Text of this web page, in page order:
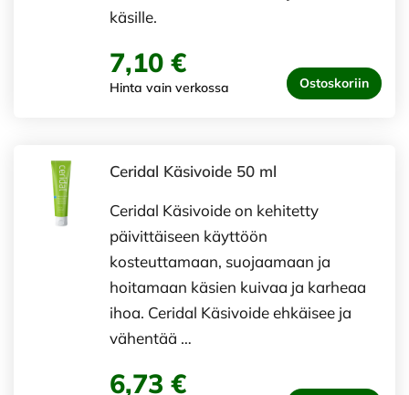
käsille.
7,10 €
Hinta vain verkossa Ostoskoriin
Ceridal Käsivoide 50 ml
Ceridal Käsivoide on kehitetty
päivittäiseen käyttöön
kosteuttamaan, suojaamaan ja
hoitamaan käsien kuivaa ja karheaa
ihoa. Ceridal Käsivoide ehkäisee ja
vähentää …
6,73 €